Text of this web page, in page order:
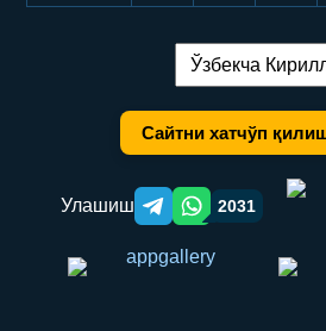
Тилни
Сайтни хатчўп
Улашиш Telegram orqali ulashish
WhatsApp orqali
2031